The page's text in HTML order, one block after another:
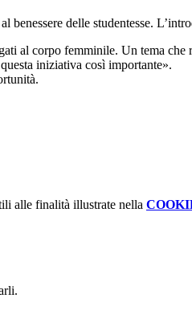
benessere delle studentesse.
al corpo femminile. Un tema
iniziativa così importante».
alle finalità illustrate nella